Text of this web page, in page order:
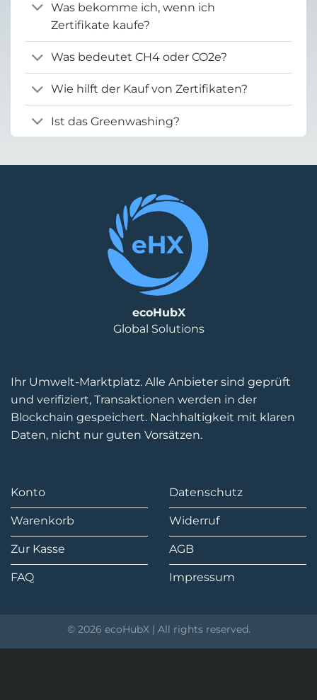
Was bekomme ich, wenn ich
Zertifikate kaufe?
Was bedeutet CH4 oder CO2e?
Wie hilft der Kauf von Zertifikaten?
Ist das Greenwashing?
Ihr Umwelt-Marktplatz. Alle Anbieter sind geprüft
und verifiziert, Transaktionen werden in der
Blockchain gespeichert. Nachhaltigkeit mit klaren
Daten, nicht nur guten Vorsätzen.
Konto
Warenkorb
Zur Kasse
FAQ
Datenschutz
Widerruf
AGB
Impressum
ecoHubX
Global Solutions
© 2026 ecoHubX | All rights reserved.